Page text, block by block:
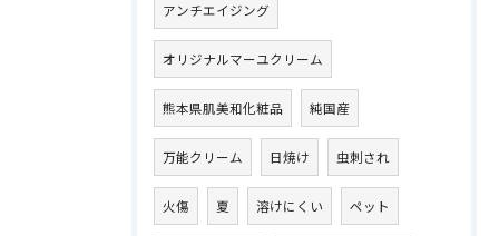
アンチエイジング
オリジナルマーユクリーム
熊本県肌美和化粧品 純国産
万能クリーム 日焼け 虫刺され
火傷 夏 溶けにくい ペット